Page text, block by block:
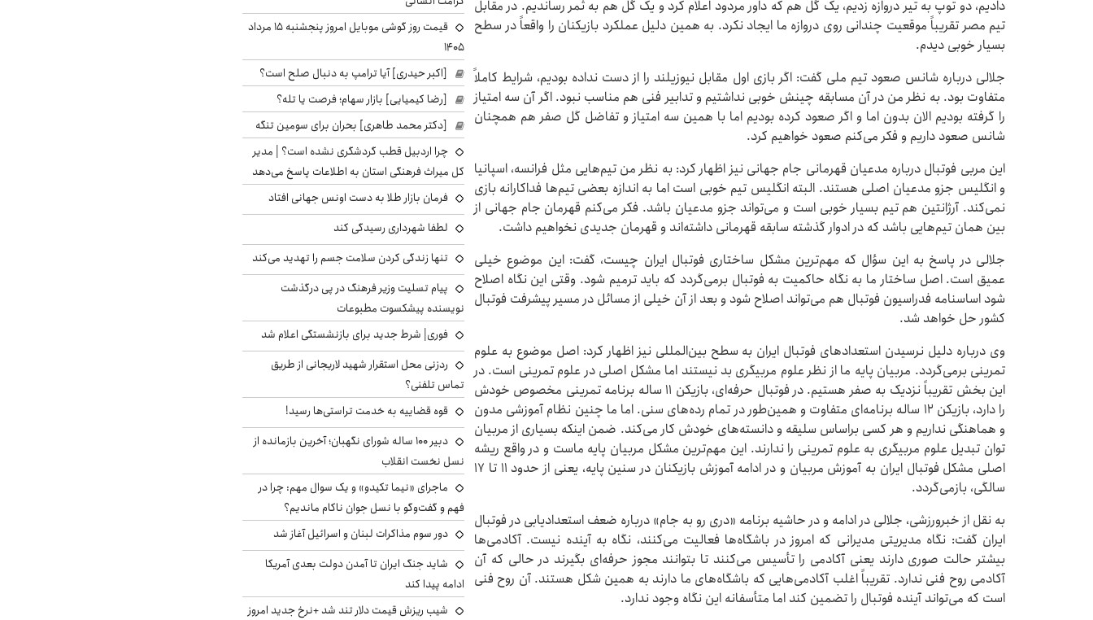
دادیم، دو توپ به تیر دروازه زدیم، یک گل هم که داور مردود اعلام کرد و یک گل هم به ثمر رساندیم. در مقابل
تیم مصر تقریباً موقعیت چندانی روی دروازه ما ایجاد نکرد. به همین دلیل عملکرد بازیکنان را واقعاً در سطح
بسیار خوبی دیدم.
جلالی درباره شانس صعود تیم ملی گفت: اگر بازی اول مقابل نیوزیلند را از دست نداده بودیم، شرایط کاملاً
متفاوت بود. به نظر من در آن مسابقه چینش خوبی نداشتیم و تدابیر فنی هم مناسب نبود. اگر آن سه امتیاز
را گرفته بودیم الان بدون اما و اگر صعود کرده بودیم اما با همین سه امتیاز و تفاضل گل صفر هم همچنان
شانس صعود داریم و فکر می‌کنم صعود خواهیم کرد.
این مربی فوتبال درباره مدعیان قهرمانی جام جهانی نیز اظهار کرد: به نظر من تیم‌هایی مثل فرانسه، اسپانیا
و انگلیس جزو مدعیان اصلی هستند. البته انگلیس تیم خوبی است اما به اندازه بعضی تیم‌ها فداکارانه بازی
نمی‌کند. آرژانتین هم تیم بسیار خوبی است و می‌تواند جزو مدعیان باشد. فکر می‌کنم قهرمان جام جهانی از
بین همان تیم‌هایی باشد که در ادوار گذشته سابقه قهرمانی داشته‌اند و قهرمان جدیدی نخواهیم داشت.
جلالی در پاسخ به این سؤال که مهم‌ترین مشکل ساختاری فوتبال ایران چیست، گفت: این موضوع خیلی
عمیق است. اصل ساختار ما به نگاه حاکمیت به فوتبال برمی‌گردد که باید ترمیم شود. وقتی این نگاه اصلاح
شود اساسنامه فدراسیون فوتبال هم می‌تواند اصلاح شود و بعد از آن خیلی از مسائل در مسیر پیشرفت فوتبال
کشور حل خواهد شد.
وی درباره دلیل نرسیدن استعدادهای فوتبال ایران به سطح بین‌المللی نیز اظهار کرد: اصل موضوع به علوم
تمرینی برمی‌گردد. مربیان پایه ما از نظر علوم مربیگری بد نیستند اما مشکل اصلی در علوم تمرینی است. در
این بخش تقریباً نزدیک به صفر هستیم. در فوتبال حرفه‌ای، بازیکن ۱۱ ساله برنامه تمرینی مخصوص خودش
را دارد، بازیکن ۱۲ ساله برنامه‌ای متفاوت و همین‌طور در تمام رده‌های سنی. اما ما چنین نظام آموزشی مدون
و هماهنگی نداریم و هر کسی براساس سلیقه و دانسته‌های خودش کار می‌کند. ضمن اینکه بسیاری از مربیان
توان تبدیل علوم مربیگری به علوم تمرینی را ندارند. این مهم‌ترین مشکل مربیان پایه ماست و در واقع ریشه
اصلی مشکل فوتبال ایران به آموزش مربیان و در ادامه آموزش بازیکنان در سنین پایه، یعنی از حدود ۱۱ تا ۱۷
سالگی، بازمی‌گردد.
به نقل از خبرورزشی، جلالی در ادامه و در حاشیه برنامه «دری رو به جام» درباره ضعف استعدادیابی در فوتبال
ایران گفت: نگاه مدیریتی مدیرانی که امروز در باشگاه‌ها فعالیت می‌کنند، نگاه به آینده نیست. آکادمی‌ها
بیشتر حالت صوری دارند یعنی آکادمی را تأسیس می‌کنند تا بتوانند مجوز حرفه‌ای بگیرند در حالی که آن
آکادمی روح فنی ندارد. تقریباً اغلب آکادمی‌هایی که باشگاه‌های ما دارند به همین شکل هستند. آن روح فنی
است که می‌تواند آینده فوتبال را تضمین کند اما متأسفانه این نگاه وجود ندارد.
قیمت روز گوشی موبایل امروز پنجشنبه ۱۵ مرداد
۱۴۰۵
[اکبر حیدری] آیا ترامپ به دنبال صلح است؟
[رضا کیمیایی] بازار سهام؛ فرصت یا تله؟
[دکتر محمد طاهری] بحران برای سومین تنگه
چرا اردبیل قطب گردشگری نشده است؟ | مدیر
کل میراث فرهنگی استان به اطلاعات پاسخ می‌دهد
فرمان بازار طلا به دست اونس جهانی افتاد
لطفا شهرداری رسیدگی کند
تنها زندگی کردن سلامت جسم را تهدید می‌کند
پیام تسلیت وزیر فرهنگ در پی درگذشت
نویسنده پیشکسوت مطبوعات
فوری| شرط جدید برای بازنشستگی اعلام شد
ردزنی محل استقرار شهید لاریجانی از طریق
تماس تلفنی؟
قوه قضاییه به خدمت تراستی‌ها رسید!
دبیر ۱۰۰ ساله شورای نگهبان؛ آخرین بازمانده از
نسل نخست انقلاب
ماجرای «نیما تکیدو» و یک سوال مهم: چرا در
فهم و گفت‌وگو با نسل جوان ناکام ماندیم؟
دور سوم مذاکرات لبنان و اسرائیل آغاز شد
شاید جنگ ایران تا آمدن دولت بعدی آمریکا
ادامه پیدا کند
شیب ریزش قیمت دلار تند شد +نرخ جدید امروز